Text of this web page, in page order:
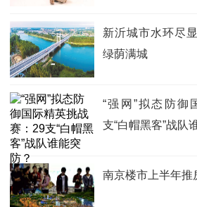
新沂城市水环尽
绿荫满城
“强网”拟态防御
支“白帽黑客”战队
南京楼市上半年推